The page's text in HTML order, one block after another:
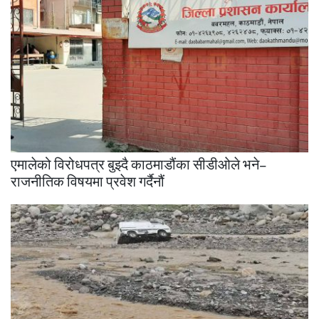
एमालेको विरोधपत्र बुझ्दै काठमाडौंका सीडीओले भने–
राजनीतिक विषयमा प्रवेश गर्दैनौं